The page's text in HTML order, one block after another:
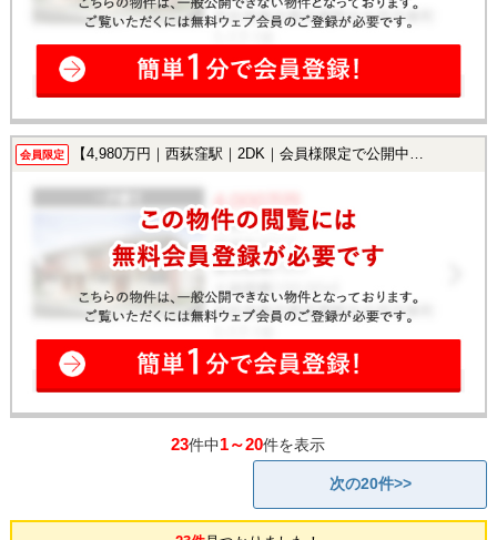
会員限定 【4,980万円｜西荻窪駅｜2DK｜会員様限定で公開中！】
23件中1～20件を表示
次の20件>>